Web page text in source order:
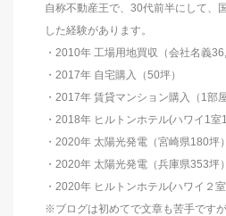
自称不動産王で、30代前半にして、
した経験があります。
・2010年 工場用地買収（会社名義
・2017年 自宅購入（50坪）
・2017年 賃貸マンション購入（1部屋
・2018年 ヒルトンホテル(ハワイ1室
・2020年 太陽光発電（宮崎県180坪）
・2020年 太陽光発電（兵庫県353坪）
・2020年 ヒルトンホテル(ハワイ２室
※ブログは初めてで文章も苦手です